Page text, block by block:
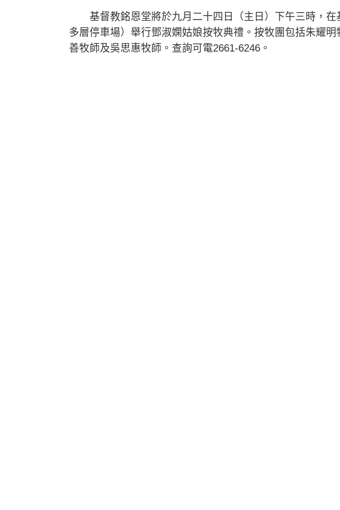
基督教銘恩堂將於九月二十四日（主日）下午三時，在
多層停車場）舉行鄧淑嫻姑娘按牧典禮。按牧團包括朱耀
善牧師及吳思惠牧師。查詢可電2661-6246。